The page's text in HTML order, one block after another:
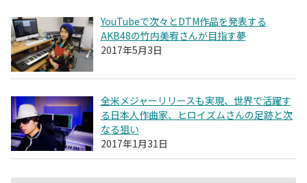
YouTubeで次々とDTM作品を発表する
AKB48の竹内美宥さんが目指す夢
2017年5月3日
全米メジャーリリースも実現、世界で活躍す
る日本人作曲家、ヒロイズムさんの足跡と次
なる狙い
2017年1月31日